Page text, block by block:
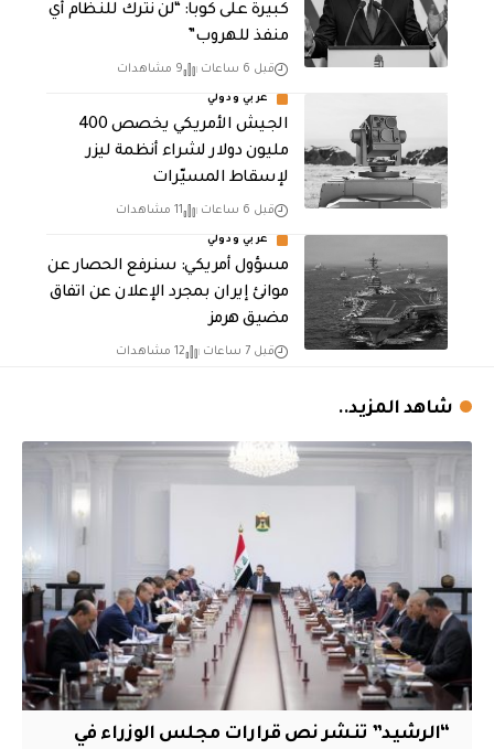
كبيرة على كوبا: “لن نترك للنظام أي
منفذ للهروب”
قبل 6 ساعات 9 مشاهدات
عربي ودولي
الجيش الأمريكي يخصص 400
مليون دولار لشراء أنظمة ليزر
لإسقاط المسيّرات
قبل 6 ساعات 11 مشاهدات
عربي ودولي
مسؤول أمريكي: سنرفع الحصار عن
موانئ إيران بمجرد الإعلان عن اتفاق
مضيق هرمز
قبل 7 ساعات 12 مشاهدات
شاهد المزيد..
“الرشيد” تنشر نص قرارات مجلس الوزراء في